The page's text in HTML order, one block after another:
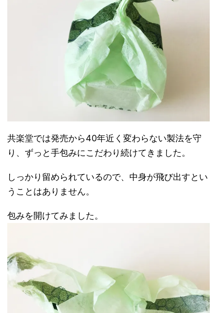
共楽堂では発売から40年近く変わらない製法を守
り、ずっと手包みにこだわり続けてきました。
しっかり留められているので、中身が飛び出すとい
うことはありません。
包みを開けてみました。